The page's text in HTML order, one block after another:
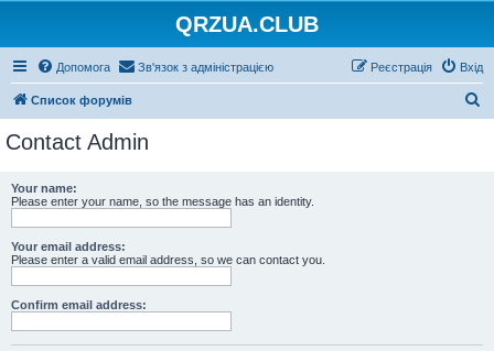
QRZUA.CLUB
Допомога Зв'язок з адміністрацією Вхід
Реєстрація
Список форумів
Contact Admin
Your name:
Please enter your name, so the message has an identity.
Your email address:
Please enter a valid email address, so we can contact you.
Confirm email address: